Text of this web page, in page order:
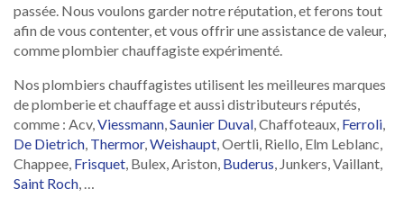
passée. Nous voulons garder notre réputation, et ferons tout
afin de vous contenter, et vous offrir une assistance de valeur,
comme plombier chauffagiste expérimenté.
Nos plombiers chauffagistes utilisent les meilleures marques
de plomberie et chauffage et aussi distributeurs réputés,
comme : Acv,Viessmann,Saunier Duval, Chaffoteaux, Ferroli,
De Dietrich, Thermor,Weishaupt, Oertli, Riello, Elm Leblanc,
Chappee, Frisquet, Bulex, Ariston, Buderus, Junkers, Vaillant,
Saint Roch, …